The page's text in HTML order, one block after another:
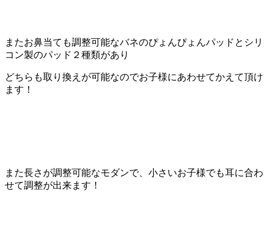
またお鼻当ても調整可能なバネのぴょんぴょんパッドとシリ
コン製のパッド２種類があり
どちらも取り換えが可能なのでお子様にあわせてかえて頂け
ます！
また長さが調整可能なモダンで、小さいお子様でも耳に合わ
せて調整が出来ます！